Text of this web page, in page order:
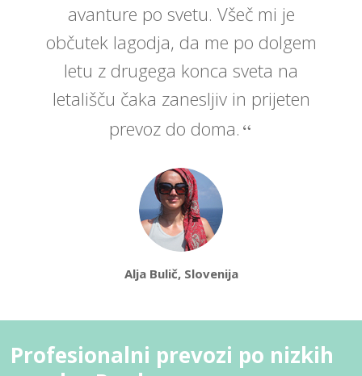
avanture po svetu. Všeč mi je
občutek lagodja, da me po dolgem
letu z drugega konca sveta na
letališču čaka zanesljiv in prijeten
prevoz do doma.
Alja Bulič, Slovenija
Profesionalni prevozi po nizkih